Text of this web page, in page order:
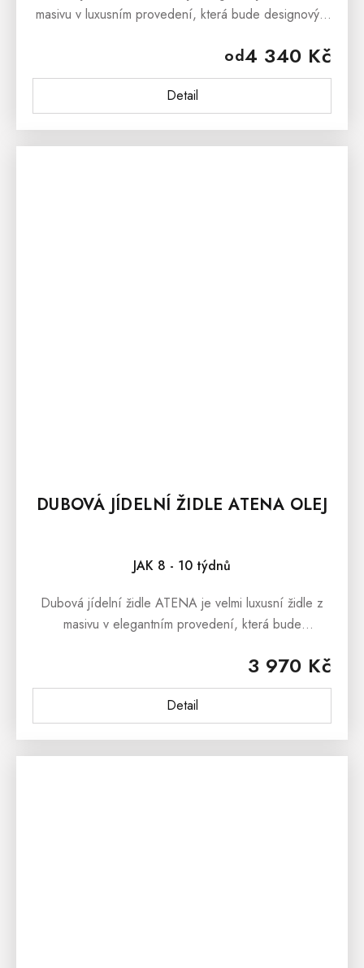
od4 340 Kč
Detail
masivu v luxusním provedení, která bude designovým
jídelní židle je...
DUBOVÁ JÍDELNÍ ŽIDLE ATENA OLEJ
JAK 8 - 10 týdnů
3 970 Kč
Detail
Dubová jídelní židle ATENA je velmi luxusní židle z
masivu v elegantním provedení, která bude
židle je vyrobena z vysoce...